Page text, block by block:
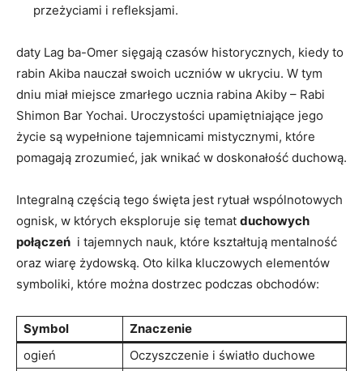
przeżyciami i refleksjami.
daty Lag ba-Omer ‍sięgają ⁢czasów historycznych, kiedy to
rabin Akiba nauczał swoich⁤ uczniów w ukryciu. W tym
dniu miał miejsce zmarłego ucznia rabina Akiby – Rabi
Shimon Bar Yochai. Uroczystości upamiętniające jego
życie są ⁤wypełnione tajemnicami ⁤mistycznymi, które
pomagają zrozumieć, jak‌ wnikać w doskonałość duchową.
Integralną częścią tego⁢ święta jest rytuał wspólnotowych
ognisk, w których eksploruje się temat duchowych
połączeń ⁣ i tajemnych nauk, które kształtują mentalność
oraz wiarę żydowską. Oto kilka kluczowych elementów
symboliki, które można dostrzec​ podczas obchodów:
Symbol
Znaczenie
ogień
Oczyszczenie i światło‌ duchowe